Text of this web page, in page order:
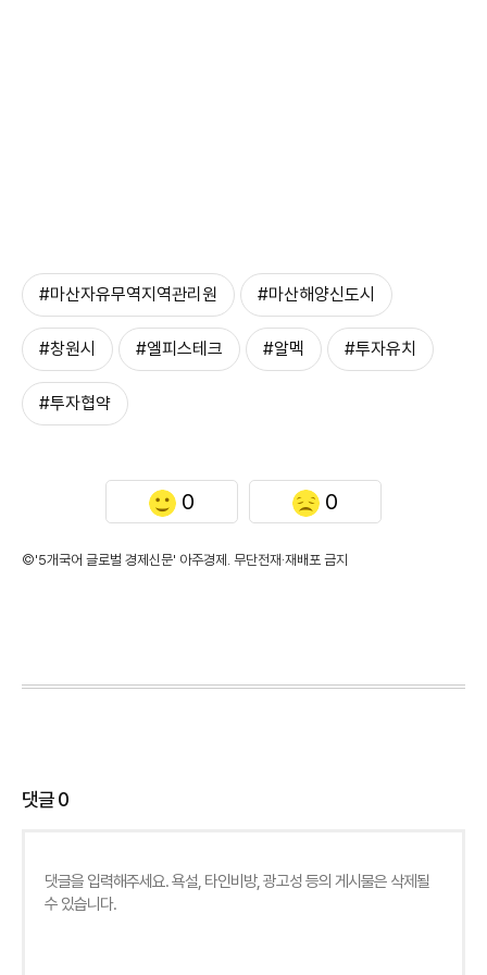
#마산자유무역지역관리원 #마산해양신도시
#창원시 #엘피스테크 #알멕 #투자유치
#투자협약
0 0
©'5개국어 글로벌 경제신문' 아주경제. 무단전재·재배포 금지
댓글0